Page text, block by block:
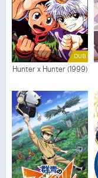
DUB
Hunter x Hunter (1999)